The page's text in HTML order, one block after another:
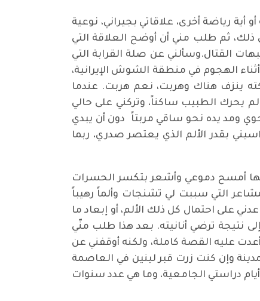
أية رياضة أخرى، علاقاتي بجيراني، نوعية
ذلك، ثم طلب مني أن أوضح العلاقة التي
القتال.وسألني عن صلة القرابة التي
الهجوم في منطقة الشوش الإيرانية،
ينزف هناك وهربت، نعم هربت. عندما
يحرك الطبيب ساكناً، وتركني على حالي
ومد يده نحو ساقي مربتاً دون أن يبدي
بقدر الألم الذي يعتصر صدري، ربما
أمسح دموعي وأشعر بتكسر الحسرات
التي سببت لي تشنجات وألماً رهيباً
على احتمال كل ذلك الألم، أو إبعاد ما
ترضي أنانيته. بعد هذا طلب منّي
عليه القصة كاملة، ولكنه أوقفني عن
وإن كنت زرت قبر لينين في العاصمة
دراستي الجامعية، وما هي عدد سنوات